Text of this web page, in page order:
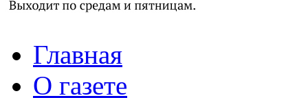
Главная
О газете